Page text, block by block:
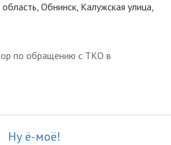
Обнинск, Калужская улица,
по обращению с ТКО в
Ну ё-моё!